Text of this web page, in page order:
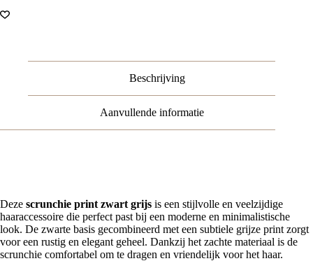
–
Beschrijving
Aanvullende informatie
Deze scrunchie print zwart grijs is een stijlvolle en veelzijdige
haaraccessoire die perfect past bij een moderne en minimalistische
look. De zwarte basis gecombineerd met een subtiele grijze print zorgt
voor een rustig en elegant geheel. Dankzij het zachte materiaal is de
scrunchie comfortabel om te dragen en vriendelijk voor het haar.